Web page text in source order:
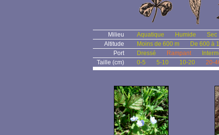
Milieu Aquatique Humide
Sec
Altitude
Moins de 600 m
De 600 à
Port
Dressé Rampant
Taille (cm)
0-5 5-10 10-20 20-